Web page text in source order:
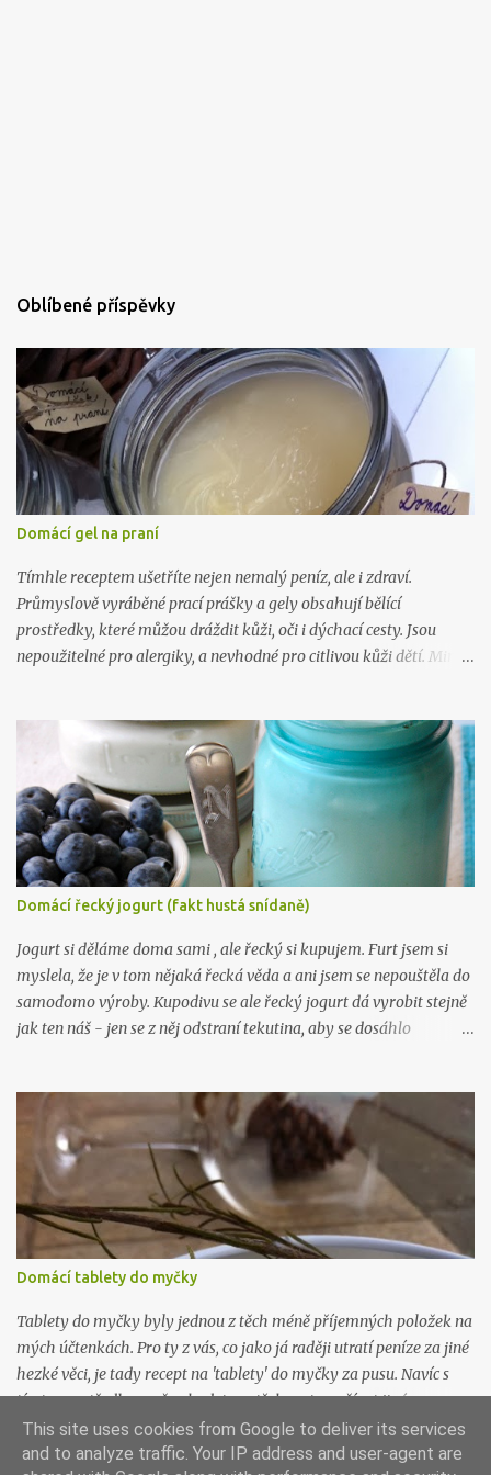
Oblíbené příspěvky
Domácí gel na praní
Tímhle receptem ušetříte nejen nemalý peníz, ale i zdraví.
Průmyslově vyráběné prací prášky a gely obsahují bělící
prostředky, které můžou dráždit kůži, oči i dýchací cesty. Jsou
nepoužitelné pro alergiky, a nevhodné pro citlivou kůži dětí. Mimo
potřebovat: 1 mýdlo na praní ( Marsejské , Jelen) 300 gr práškové
sody na praní (seženete ZDE ) 15 kapek esenciálního oleje dle
vlastního výběru (vybírejte ZDE ) 10 litrů vařící vody Mýdlo
nastrouhejte na jemno a rozmíchejte ve vroucí vodě, po rozpuštění
přimíchejte sodu, opět míchejte až do úplného rozpuštění, pak
přilívejte vařící vodu. Nechte zchladit a přidejte esenciální olej.
Nechte stát 24 hodin a je to. :) Chcete taky vyrábět víc? Pak tu
mám, ne 1, ne 2, ale už 3 knihy plné návodů , které vám poradí, jak
na to: Líbil se vám tenhle recept? Zkoukněte další návo...
Domácí řecký jogurt (fakt hustá snídaně)
Jogurt si děláme doma sami , ale řecký si kupujem. Furt jsem si
myslela, že je v tom nějaká řecká věda a ani jsem se nepouštěla do
samodomo výroby. Kupodivu se ale řecký jogurt dá vyrobit stejně
jak ten náš - jen se z něj odstraní tekutina, aby se dosáhlo
zkuste ji. Je řecky božská. Budete potřebovat: 1 litr kvalitního
plnotučného mléka 1 kelímek kvalitního bílého jogurtu (nic
nezkazíte když bude bio) plátýnko Mléko nalijte do hrnce a
ohřejte na 40 stupňů. Přidejte jogurt a promíchjte. Směs přelijte do
velké sklenice (je dobré ji pořádně umýt, nejlépe i vyvařit) s
uzavíratelným hrdlem a nechte při pokojové teplotě pracovat. Za
12 hodin nalijte jogurt do plátýnka vytlačte co nejvíc tekutiny.
Hustota řeckého jogurtu připomíná hustotu zakysané smetany.
Poté uložte do lednice nejlépe do kabiček nebo skleniček vhodných
k uskla...
Domácí tablety do myčky
Tablety do myčky byly jednou z těch méně příjemných položek na
mých účtenkách. Pro ty z vás, co jako já raději utratí peníze za jiné
hezké věci, je tady recept na 'tablety' do myčky za pusu. Navíc s
tímto prostředkem už nebudete potřebovat používat jiné
prostředky na mytí a změkčování vody, ani proti vodnímu kameni.
Všechno je v tom, all inclusive. Budete potřebovat: 300g jedlé sody
This site uses cookies from Google to deliver its services
and to analyze traffic. Your IP address and user-agent are